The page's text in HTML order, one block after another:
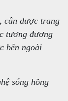
cân được trang
tương đương
bên ngoài
sóng hồng